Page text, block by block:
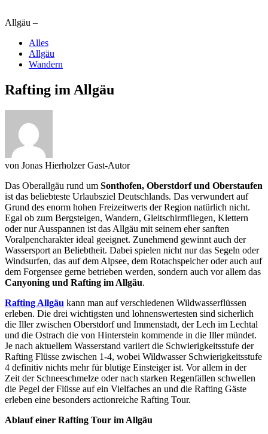
Allgäu –
Alles
Allgäu
Wandern
Rafting im Allgäu
von Jonas Hierholzer Gast-Autor
Das Oberallgäu rund um Sonthofen, Oberstdorf und Oberstaufen
ist das beliebteste Urlaubsziel Deutschlands. Das verwundert auf
Grund des enorm hohen Freizeitwerts der Region natürlich nicht.
Egal ob zum Bergsteigen, Wandern, Gleitschirmfliegen, Klettern
oder nur Ausspannen ist das Allgäu mit seinem eher sanften
Voralpencharakter ideal geeignet. Zunehmend gewinnt auch der
Wassersport an Beliebtheit. Dabei spielen nicht nur das Segeln oder
Windsurfen, das auf dem Alpsee, dem Rotachspeicher oder auch auf
dem Forgensee gerne betrieben werden, sondern auch vor allem das
Canyoning und Rafting im Allgäu.
Rafting Allgäu kann man auf verschiedenen Wildwasserflüssen
erleben. Die drei wichtigsten und lohnenswertesten sind sicherlich
die Iller zwischen Oberstdorf und Immenstadt, der Lech im Lechtal
und die Ostrach die von Hinterstein kommende in die Iller mündet.
Je nach aktuellem Wasserstand variiert die Schwierigkeitsstufe der
Rafting Flüsse zwischen 1-4, wobei Wildwasser Schwierigkeitsstufe
4 definitiv nichts mehr für blutige Einsteiger ist. Vor allem in der
Zeit der Schneeschmelze oder nach starken Regenfällen schwellen
die Pegel der Flüsse auf ein Vielfaches an und die Rafting Gäste
erleben eine besonders actionreiche Rafting Tour.
Ablauf einer Rafting Tour im Allgäu